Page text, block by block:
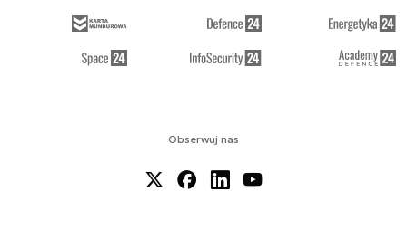
Obserwuj nas